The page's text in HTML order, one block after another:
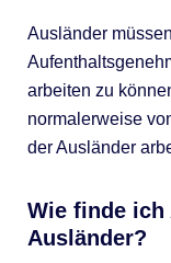
Ausländer
arbeiten zu
normalerweise
der Ausländer
Wie finde ich
Ausländer?